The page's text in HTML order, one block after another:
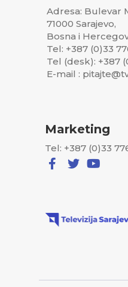
Adresa: Bulevar
71000 Sarajevo,
Bosna i
Tel: +387 (0)33
Tel (desk): +387
E-mail :
Marketing
Tel: +387 (0)33